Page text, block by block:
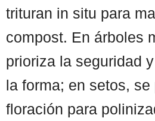
trituran in situ para
compost. En árboles
prioriza la seguridad
la forma; en setos, se
floración para